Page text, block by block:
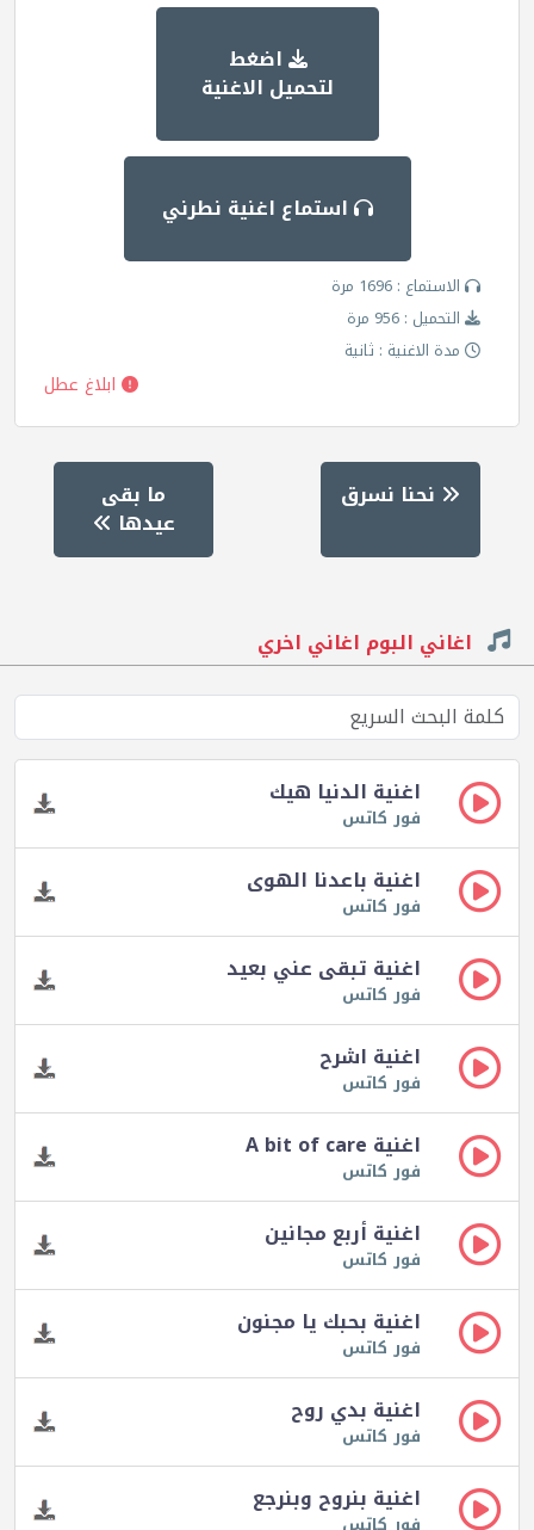
اضغط
لتحميل الاغنية
استماع اغنية نطرني
الاستماع : 1696 مرة
التحميل : 956 مرة
مدة الاغنية : ثانية
ابلاغ عطل
نحنا نسرق ما بقى
عيدها
اغاني البوم اغاني اخري
اغنية الدنيا هيك
فور كاتس
اغنية باعدنا الهوى
فور كاتس
اغنية تبقى عني بعيد
فور كاتس
اغنية اشرح
فور كاتس
اغنية A bit of care
فور كاتس
اغنية أربع مجانين
فور كاتس
اغنية بحبك يا مجنون
فور كاتس
اغنية بدي روح
فور كاتس
اغنية بنروح وبنرجع